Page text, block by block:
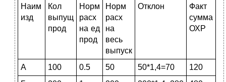
Наим
изд
Кол
выпущ
прод
Норм
расх
на ед
прод
Норм
расх
на
весь
выпуск
Отклон
Факт
сумма
ОХР
А 100 0.5 50 50*1,4=70
120